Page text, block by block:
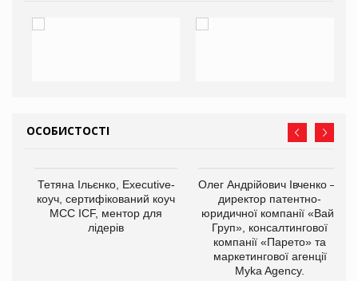
ОСОБИСТОСТІ
Тетяна Ільєнко, Executive-
коуч, сертифікований коуч
МСС ICF, ментор для
лідерів
Олег Андрійович Івченко —
директор патентно-
юридичної компанії «Вайз
Груп», консалтингової
компанії «Парето» та
маркетингової агенції
Myka Agency.